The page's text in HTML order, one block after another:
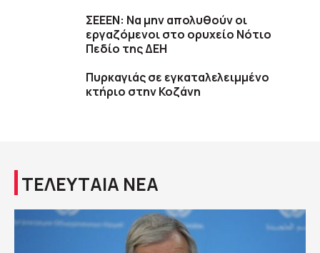
ΣΕΕΕΝ: Να μην απολυθούν οι
εργαζόμενοι στο ορυχείο Νότιο
Πεδίο της ΔΕΗ
Πυρκαγιάς σε εγκαταλελειμμένο
κτήριο στην Κοζάνη
ΤΕΛΕΥΤΑΙΑ ΝΕΑ